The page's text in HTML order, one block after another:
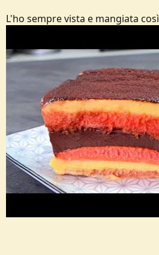
L'ho sempre vista e mangiata così